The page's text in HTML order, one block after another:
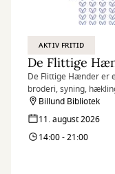
AKTIV FRITID
De Flittige
De Flittige Hænder er
broderi, syning,
Billund Bibliotek
11. august 2026
14:00 - 21:00